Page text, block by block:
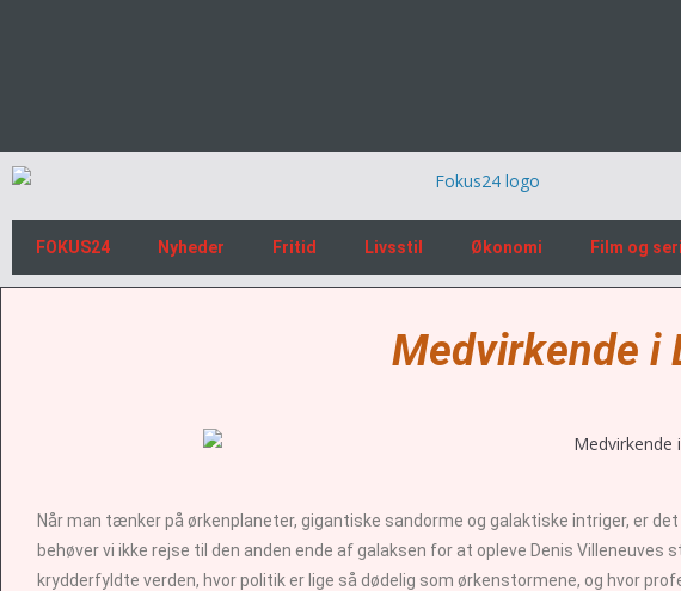
FOKUS24 Nyheder Fritid Livsstil Økonomi Film og
Medvirkende i
Når man tænker på ørkenplaneter, gigantiske sandorme og galaktiske intriger, er
behøver vi ikke rejse til den anden ende af galaksen for at opleve Denis
krydderfyldte verden, hvor politik er lige så dødelig som ørkenstormene, og hvor